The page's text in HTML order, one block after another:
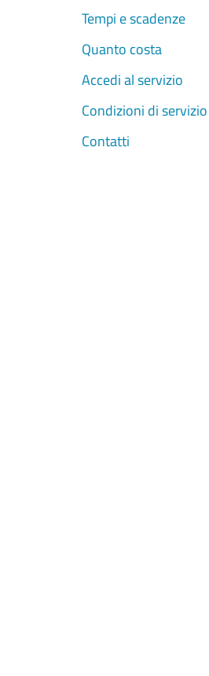
Tempi e scadenze
Quanto costa
Accedi al servizio
Condizioni di servizio
Contatti